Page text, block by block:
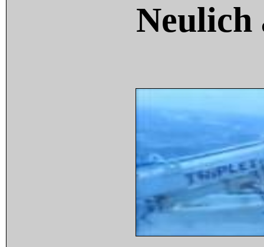
Neulich